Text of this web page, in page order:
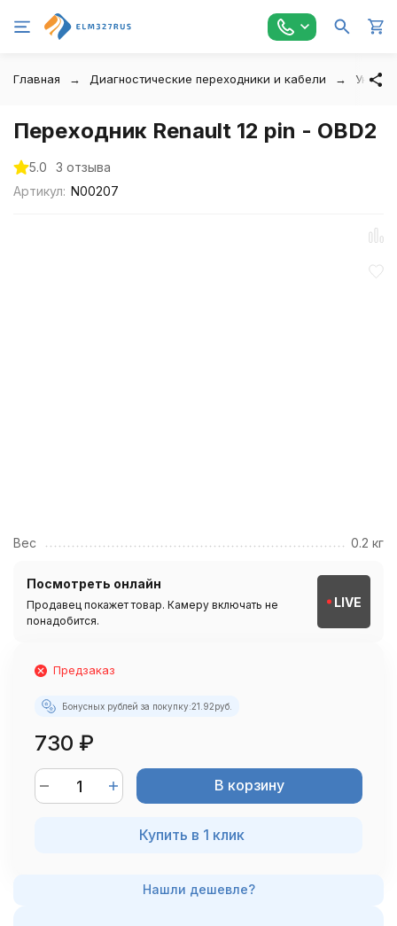
Главная Диагностические переходники и кабели
Переходник Renault 12 pin - OBD2
5.0
3 отзыва
Артикул: N00207
Вес 0.2 кг
Посмотреть онлайн
Продавец покажет товар. Камеру включать не
понадобится.
LIVE
Предзаказ
Бонусных рублей за покупку:21.92руб.
730 ₽
В корзину
Купить в 1 клик